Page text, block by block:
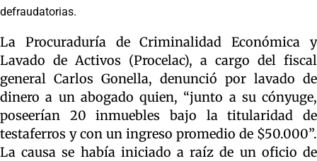
defraudatorias.
La Procuraduría de Criminalidad Económica y
Lavado de Activos (Procelac), a cargo del fiscal
general Carlos Gonella, denunció por lavado de
dinero a un abogado quien, “junto a su cónyuge,
poseerían 20 inmuebles bajo la titularidad de
testaferros y con un ingreso promedio de $50.000”.
La causa se había iniciado a raíz de un oficio de